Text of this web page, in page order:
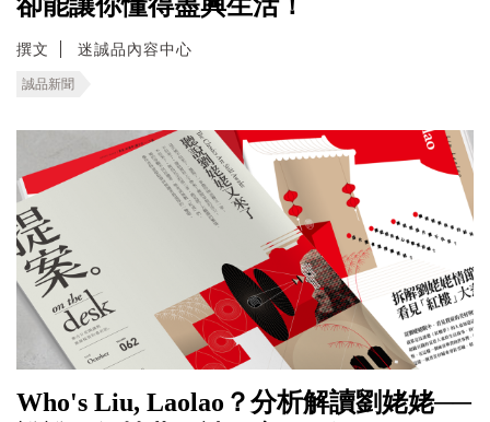
撰文 迷誠品內容中心
誠品新聞
Who's Liu, Laolao？分析解讀劉姥姥──